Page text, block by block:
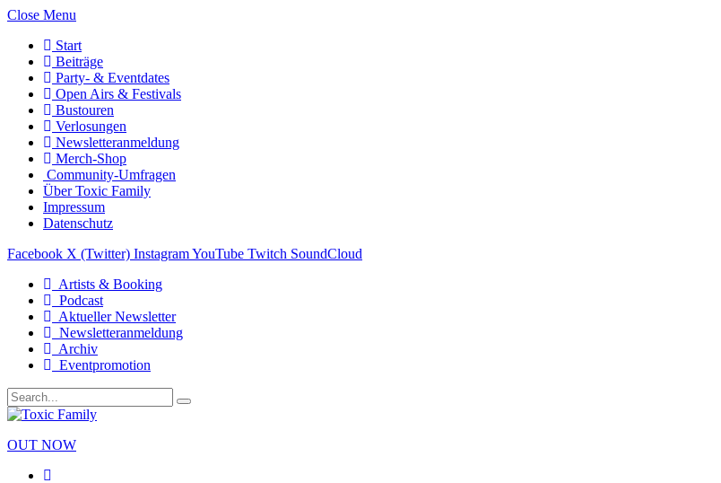
Close Menu
Start
Beiträge
Party- & Eventdates
Open Airs & Festivals
Bustouren
Verlosungen
Newsletteranmeldung
Merch-Shop
Community-Umfragen
Über Toxic Family
Impressum
Datenschutz
Facebook X (Twitter) InstagramYouTube Twitch SoundCloud
Artists & Booking
Podcast
Aktueller Newsletter
Newsletteranmeldung
Archiv
Eventpromotion
OUT NOW